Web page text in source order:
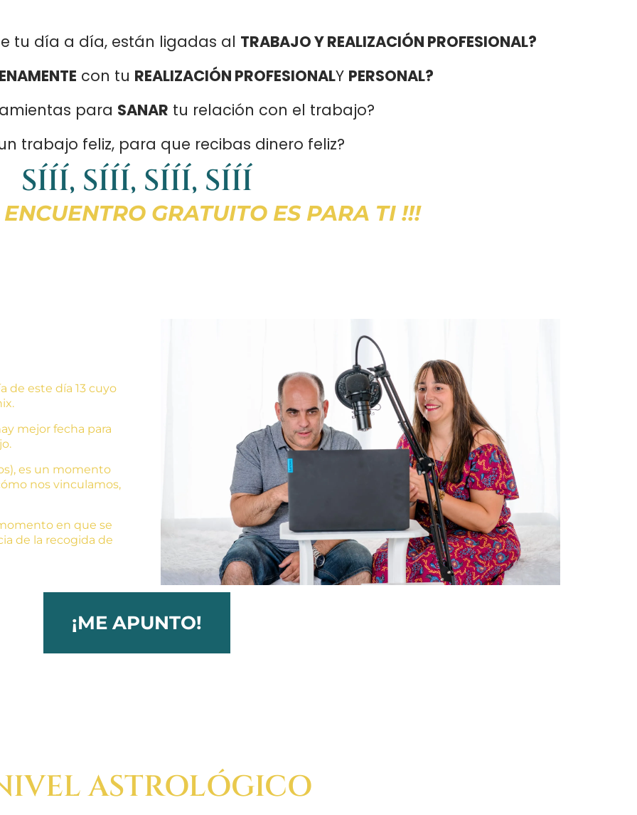
tu día a día, están ligadas al TRABAJO Y REALIZACIÓN PROFESIONAL?
con tu REALIZACIÓN PROFESIONALY PERSONAL?
para SANAR tu relación con el trabajo?
trabajo feliz, para que recibas dinero feliz?
SÍÍÍ, SÍÍÍ, SÍÍÍ, SÍÍÍ
ENCUENTRO GRATUITO ES PARA TI !!!
de este día 13 cuyo
mejor fecha para
es un momento
nos vinculamos,
en que se
de la recogida de
¡ME APUNTO!
ASTROLÓGICO